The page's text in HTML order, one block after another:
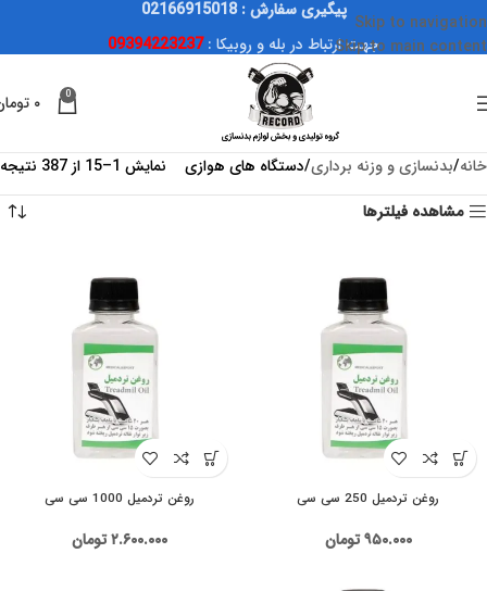
Skip to navigation
Skip to main content
پیگیری سفارش : 02166915018
جهت ارتباط در بله و روبیکا :09394223237
0 ۰
خانه بدنسازی و وزنه برداری دستگاه های هوازی
نمایش 1–15 از 387 نتیجه
مشاهده فیلترها
روغن تردمیل 250 سی سی
۹۵۰.۰۰۰ تومان
روغن تردمیل 1000 سی سی
۲.۶۰۰.۰۰۰ تومان